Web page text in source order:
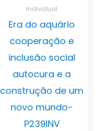
Individual
Era do aquário
cooperação e
inclusão social
autocura e a
construção de um
novo mundo-
P239INV